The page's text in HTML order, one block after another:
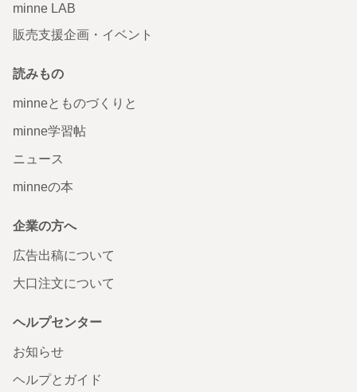
minne LAB
販売支援企画・イベント
読みもの
minneとものづくりと
minne学習帖
ニュース
minneの本
企業の方へ
広告出稿について
大口注文について
ヘルプセンター
お知らせ
ヘルプとガイド